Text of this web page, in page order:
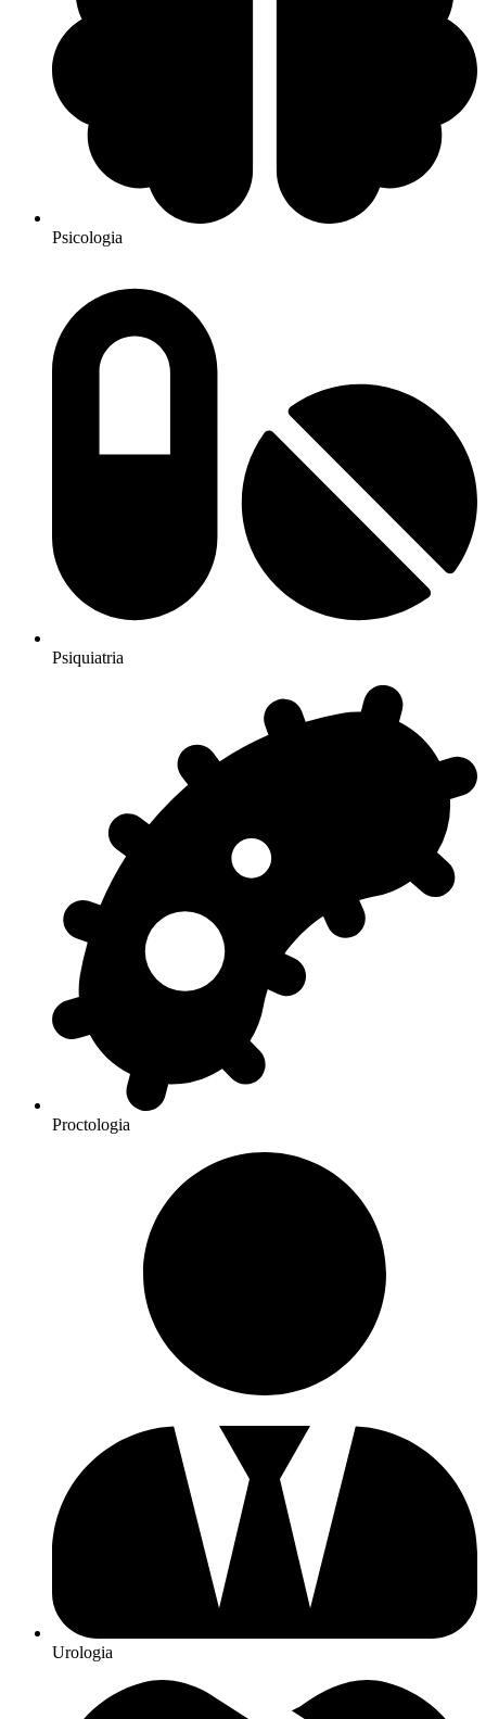
Psicologia
Psiquiatria
Proctologia
Urologia